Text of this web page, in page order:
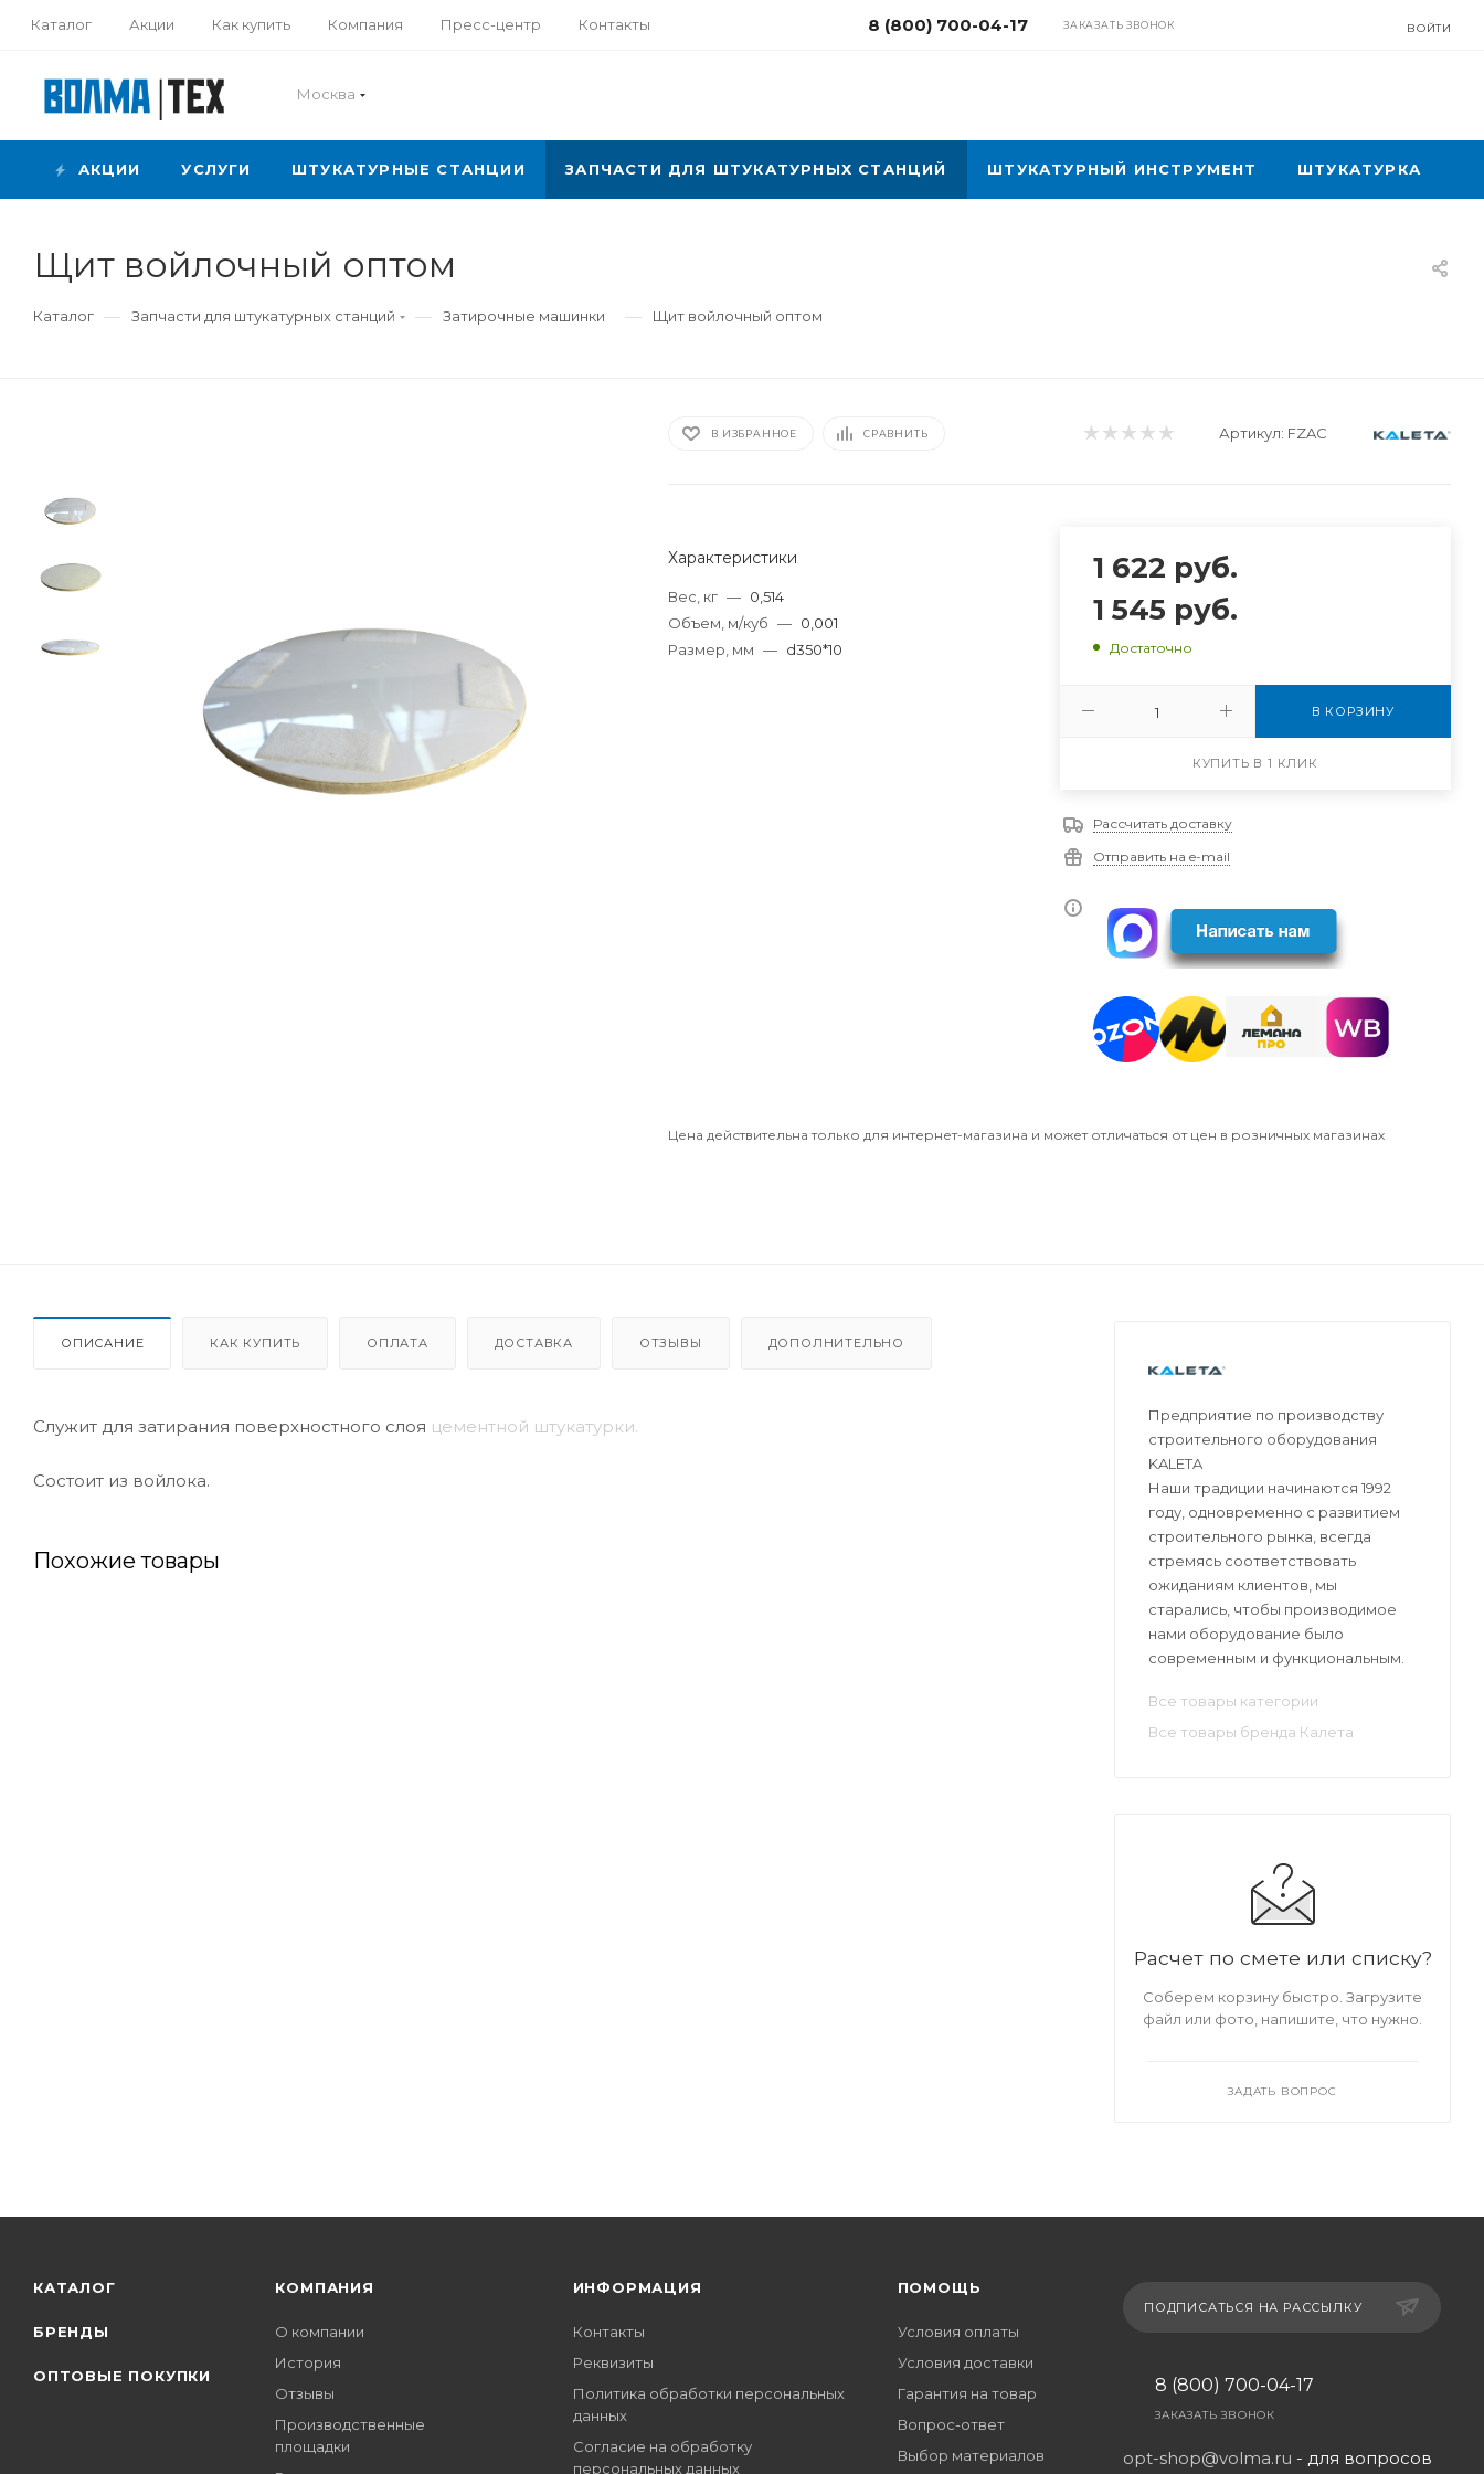
Каталог Акции Как купить Компания Пресс-центр Контакты 8 (800) 700-04-17 ЗАКАЗАТЬ ЗВОНОК ВОЙТИ
Москва
АКЦИИ УСЛУГИ ШТУКАТУРНЫЕ СТАНЦИИ ЗАПЧАСТИ ДЛЯ ШТУКАТУРНЫХ СТАНЦИЙ ШТУКАТУРНЫЙ ИНСТРУМЕНТ ШТУКАТУРКА
Щит войлочный оптом
Каталог — Запчасти для штукатурных станций — Затирочные машинки — Щит войлочный оптом
В ИЗБРАННОЕ СРАВНИТЬ Артикул: FZAC
Характеристики
Вес, кг — 0,514
Объем, м/куб — 0,001
Размер, мм — d350*10
1 622 руб.
1 545 руб.
Достаточно
В КОРЗИНУ
КУПИТЬ В 1 КЛИК
Рассчитать доставку
Отправить на e-mail
Цена действительна только для интернет-магазина и может отличаться от цен в розничных магазинах
ОПИСАНИЕ КАК КУПИТЬ ОПЛАТА ДОСТАВКА ОТЗЫВЫ ДОПОЛНИТЕЛЬНО
Служит для затирания поверхностного слоя цементной штукатурки.
Состоит из войлока.
Похожие товары
Предприятие по производству
строительного оборудования
KALETA
Наши традиции начинаются 1992
году, одновременно с развитием
строительного рынка, всегда
стремясь соответствовать
ожиданиям клиентов, мы
старались, чтобы производимое
нами оборудование было
современным и функциональным.
Все товары категории
Все товары бренда Калета
Расчет по смете или списку?
Соберем корзину быстро. Загрузите
файл или фото, напишите, что нужно.
ЗАДАТЬ ВОПРОС
КАТАЛОГ
БРЕНДЫ
ОПТОВЫЕ ПОКУПКИ
КОМПАНИЯ
О компании
История
Отзывы
Производственные
площадки
ИНФОРМАЦИЯ
Контакты
Реквизиты
Политика обработки персональных
данных
Согласие на обработку
персональных данных
ПОМОЩЬ
Условия оплаты
Условия доставки
Гарантия на товар
Вопрос-ответ
Выбор материалов
ПОДПИСАТЬСЯ НА РАССЫЛКУ
8 (800) 700-04-17
ЗАКАЗАТЬ ЗВОНОК
opt-shop@volma.ru - для вопросов